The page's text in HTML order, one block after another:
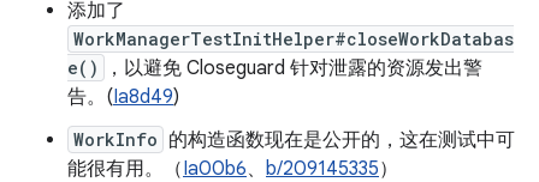
添加了
WorkManagerTestInitHelper#closeWorkDatabas
e()
，以避免 Closeguard 针对泄露的资源发出警
告。(Ia8d49)
WorkInfo 的构造函数现在是公开的，这在测试中可
能很有用。（Ia00b6、 b/209145335）